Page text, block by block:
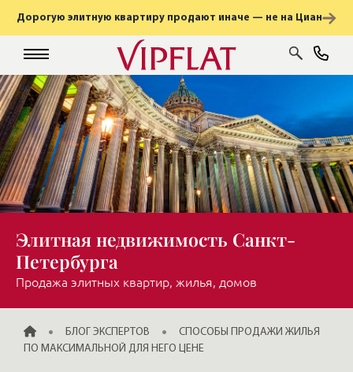
Дорогую элитную квартиру продают иначе — не на Циан
Элитная недвижимость Санкт-
Петербурга
Продажа элитных квартир, жилья, домов
ГЛАВНАЯБЛОГ ЭКСПЕРТОВ
СПОСОБЫ ПРОДАЖИ ЖИЛЬЯ
ПО МАКСИМАЛЬНОЙ ДЛЯ НЕГО ЦЕНЕ